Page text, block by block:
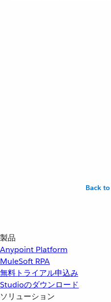
Back
製品
Anypoint Platform
MuleSoft RPA
無料トライアル申込み
Studioのダウンロード
ソリューション